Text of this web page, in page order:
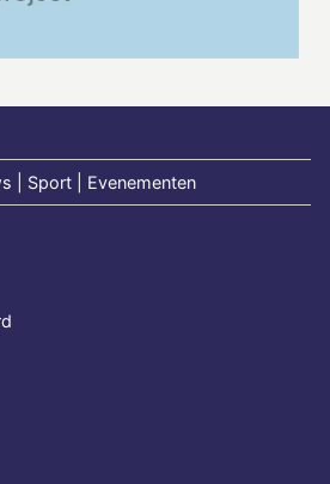
| Sport | Evenementen